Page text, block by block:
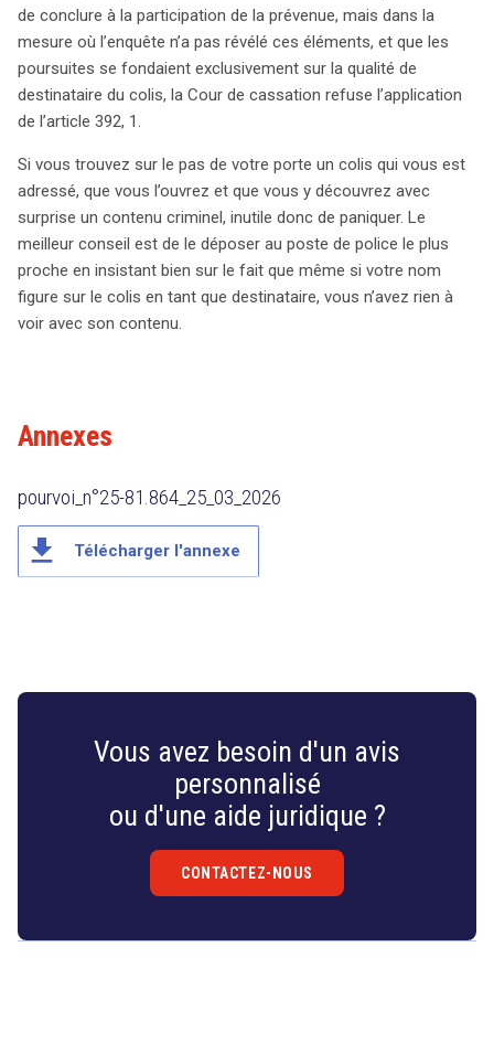
de conclure à la participation de la prévenue, mais dans la
mesure où l’enquête n’a pas révélé ces éléments, et que les
poursuites se fondaient exclusivement sur la qualité de
destinataire du colis, la Cour de cassation refuse l’application
de l’article 392, 1.
Si vous trouvez sur le pas de votre porte un colis qui vous est
adressé, que vous l’ouvrez et que vous y découvrez avec
surprise un contenu criminel, inutile donc de paniquer. Le
meilleur conseil est de le déposer au poste de police le plus
proche en insistant bien sur le fait que même si votre nom
figure sur le colis en tant que destinataire, vous n’avez rien à
voir avec son contenu.
Annexes
pourvoi_n°25-81.864_25_03_2026
file_download Télécharger l'annexe
Vous avez besoin d'un avis
personnalisé
ou d'une aide juridique ?
CONTACTEZ-NOUS